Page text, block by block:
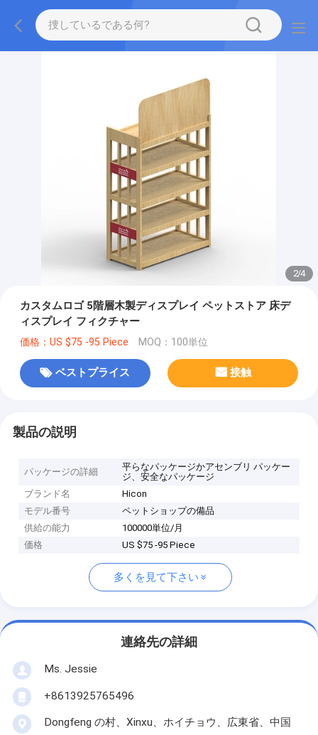
2/4
カスタムロゴ 5階層木製ディスプレイ ペットストア 床デ
ィスプレイ フィクチャー
価格：US $75 -95 Piece MOQ：100単位
ベストプライス 接触
製品の説明
パッケージの詳細
平らなパッケージかアセンブリ パッケー
ジ、安全なパッケージ
ブランド名
Hicon
モデル番号
ペットショップの備品
供給の能力
100000単位/月
価格
US $75 -95 Piece
多くを見て下さい
連絡先の詳細
Ms. Jessie
+8613925765496
Dongfeng の村、Xinxu、ホイチョウ、広東省、中国